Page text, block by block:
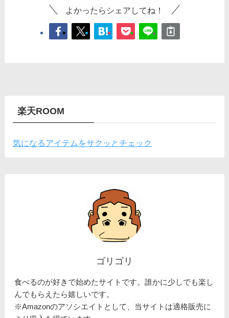
よかったらシェアしてね！
楽天ROOM
気になるアイテムをサクッとチェック
ゴリゴリ
食べるのが好きで始めたサイトです。誰かに少しでも楽し
んでもらえたら嬉しいです。
※Amazonのアソシエイトとして、当サイトは適格販売に